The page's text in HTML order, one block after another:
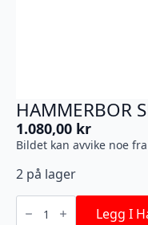
HAMMERBOR
1.080,00 kr
Bildet kan avvike noe
2 på lager
HAMMERBOR
SDS- Legg I